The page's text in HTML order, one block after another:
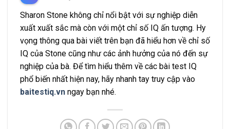
Sharon Stone không chỉ nổi bật với sự nghiệp diễn
xuất xuất sắc mà còn với một chỉ số IQ ấn tượng. Hy
vọng thông qua bài viết trên bạn đã hiểu hơn về chỉ số
IQ của Stone cũng như các ảnh hưởng của nó đến sự
nghiệp của bà. Để tìm hiểu thêm về các bài test IQ
phổ biến nhất hiện nay, hãy nhanh tay truy cập vào
baitestiq.vn ngay bạn nhé.